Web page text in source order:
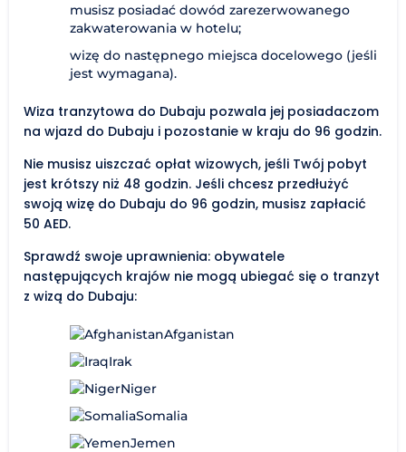
musisz posiadać dowód zarezerwowanego
zakwaterowania w hotelu;
wizę do następnego miejsca docelowego (jeśli
jest wymagana).
Wiza tranzytowa do Dubaju pozwala jej posiadaczom
na wjazd do Dubaju i pozostanie w kraju do 96 godzin.
Nie musisz uiszczać opłat wizowych, jeśli Twój pobyt
jest krótszy niż 48 godzin. Jeśli chcesz przedłużyć
swoją wizę do Dubaju do 96 godzin, musisz zapłacić
50 AED.
Sprawdź swoje uprawnienia: obywatele
następujących krajów nie mogą ubiegać się o tranzyt
z wizą do Dubaju:
Afganistan
Irak
Niger
Somalia
Jemen